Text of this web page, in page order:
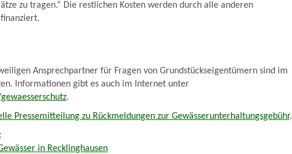
zu tragen.“ Die restlichen Kosten werden durch alle anderen
Ansprechpartner für Fragen von Grundstückseigentümern sind im
Informationen gibt es auch im Internet unter
.
Pressemitteilung zu Rückmeldungen zur Gewässerunterhaltungsgebühr.
in Recklinghausen